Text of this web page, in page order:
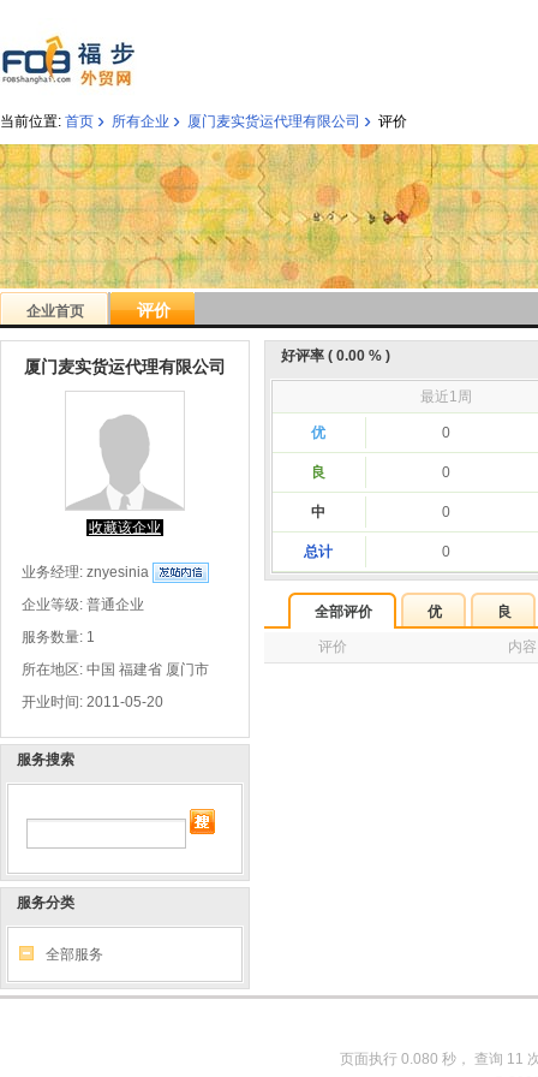
当前位置: 首页 › 所有企业 › 厦门麦实货运代理有限公司 › 评价
企业首页 评价
厦门麦实货运代理有限公司
收藏该企业
业务经理: znyesinia
企业等级: 普通企业
服务数量: 1
所在地区: 中国 福建省 厦门市
开业时间: 2011-05-20
服务搜索
服务分类
全部服务
好评率 ( 0.00 % )
最近1周
优 0
良 0
中 0
总计 0
全部评价 优 良
评价 内容
页面执行 0.080 秒， 查询 11